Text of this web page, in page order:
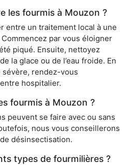
les fourmis à Mouzon ?
entre un traitement local à une
par vous éloigner
piqué. Ensuite, nettoyez
la glace ou de l’eau froide. En
rendez-vous
hospitalier.
fourmis à Mouzon ?
peuvent se faire avec ou sans
nous vous conseillerons
désinsectisation.
types de fourmilières ?